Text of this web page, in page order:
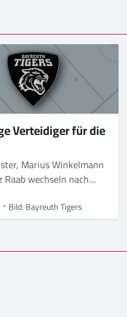
Verteidiger für die
Marius Winkelmann
wechseln nach
Bild: Bayreuth Tigers